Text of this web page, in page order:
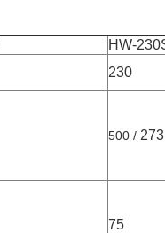
HW-
230
500 / 273
75